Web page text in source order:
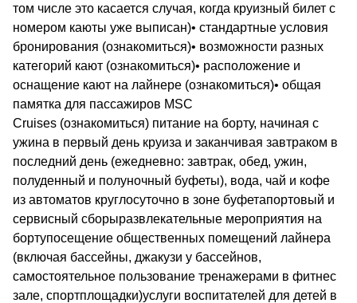
том числе это касается случая, когда круизный билет с
номером каюты уже выписан)• стандартные условия
бронирования (ознакомиться)• возможности разных
категорий кают (ознакомиться)• расположение и
оснащение кают на лайнере (ознакомиться)• общая
памятка для пассажиров MSC
Cruises (ознакомиться) питание на борту, начиная с
ужина в первый день круиза и заканчивая завтраком в
последний день (ежедневно: завтрак, обед, ужин,
полуденный и полуночный буфеты), вода, чай и кофе
из автоматов круглосуточно в зоне буфетапортовый и
сервисный сборыразвлекательные мероприятия на
бортупосещение общественных помещений лайнера
(включая бассейны, джакузи у бассейнов,
самостоятельное пользование тренажерами в фитнес
зале, спортплощадки)услуги воспитателей для детей в